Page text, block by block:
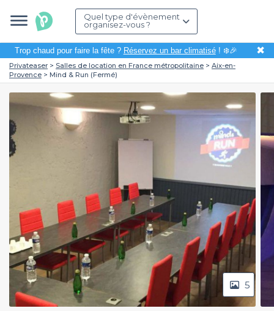
Quel type d'évènement
organisez-vous ?
Trop chaud pour faire la fête ? Réservez un bar climatisé! ❄️🎉 ✖
Privateaser Salles de location en France métropolitaine
Aix-en-
Provence
Mind & Run (Fermé)
5